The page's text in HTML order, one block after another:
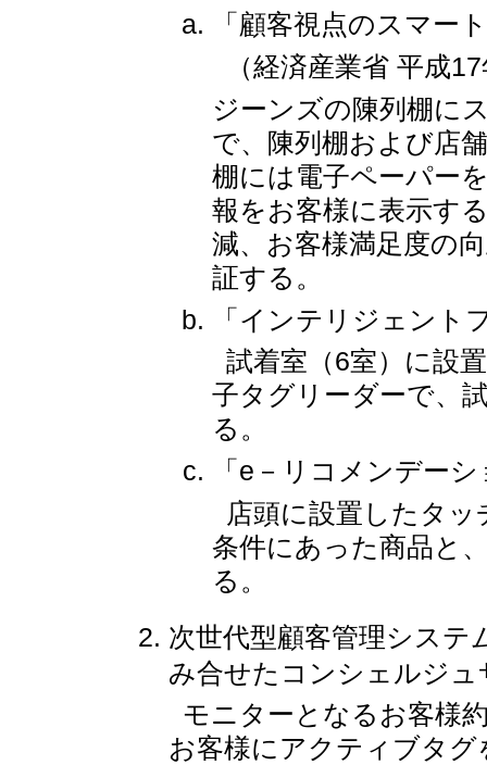
「顧客視点のスマー
（経済産業省 平成
ジーンズの陳列棚に
で、陳列棚および店
棚には電子ペーパー
報をお客様に表示す
減、お客様満足度の
証する。
「インテリジェント
試着室（6室）に設
子タグリーダーで、
る。
「e－リコメンデー
店頭に設置したタ
条件にあった商品と
る。
次世代型顧客管理システ
み合せたコンシェルジュ
モニターとなるお客様
お客様にアクティブタ